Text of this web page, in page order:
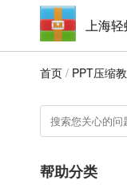
上海
首页 / PPT压缩
帮助分类